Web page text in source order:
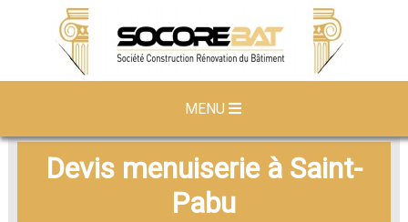
MENU
Devis menuiserie à Saint-
Pabu